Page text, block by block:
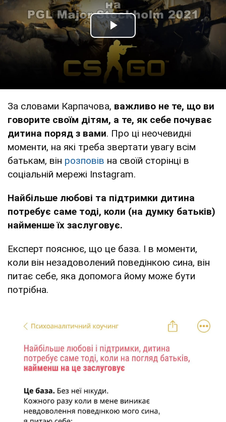
Play Video
За словами Карпачова, важливо не те, що ви
говорите своїм дітям, а те, як себе почуває
дитина поряд з вами. Про ці неочевидні
моменти, на які треба звертати увагу всім
батькам, він розповів на своїй сторінці в
соціальній мережі Instagram.
Найбільше любові та підтримки дитина
потребує саме тоді, коли (на думку батьків)
найменше їх заслуговує.
Експерт пояснює, що це база. І в моменти,
коли він незадоволений поведінкою сина, він
питає себе, яка допомога йому може бути
потрібна.